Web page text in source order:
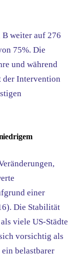
B weiter auf 276
75%. Die
und während
der Intervention
einer
Die Stabilität
viele US-Städte
vorsichtig als
belastbarer